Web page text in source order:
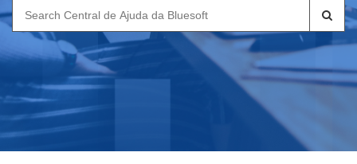
Search
for: